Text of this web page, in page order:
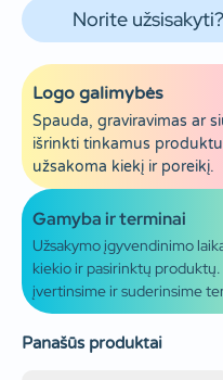
Norite
Logo galimybės
Spauda, graviravimas ar
išrinkti tinkamus
užsakoma kiekį ir poreikį.
Gamyba ir terminai
Užsakymo įgyvendinimo
kiekio ir pasirinktų produktų.
įvertinsime ir suderinsime
Panašūs produktai